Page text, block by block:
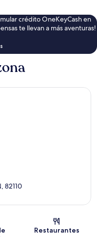
crédito OneKeyCash en
te llevan a más aventuras!
del mapa
82110
Restaurantes